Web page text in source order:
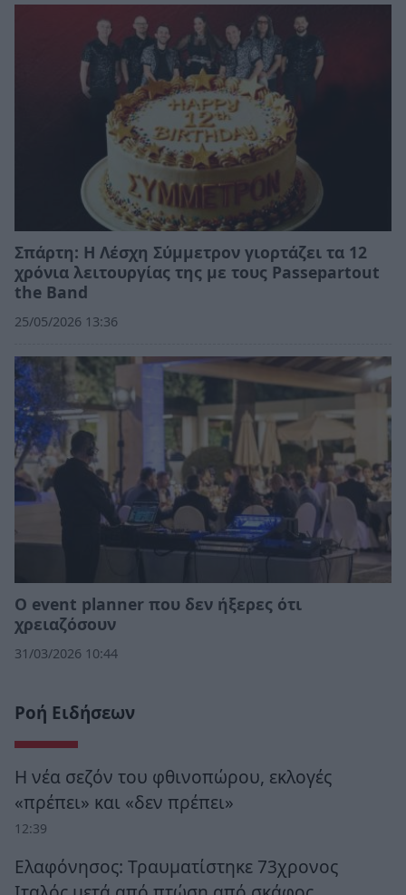
Σπάρτη: Η Λέσχη Σύμμετρον γιορτάζει τα 12
χρόνια λειτουργίας της με τους Passepartout
the Band
25/05/2026 13:36
Ο event planner που δεν ήξερες ότι
χρειαζόσουν
31/03/2026 10:44
Ροή Ειδήσεων
Η νέα σεζόν του φθινοπώρου, εκλογές
«πρέπει» και «δεν πρέπει»
12:39
Ελαφόνησος: Τραυματίστηκε 73χρονος